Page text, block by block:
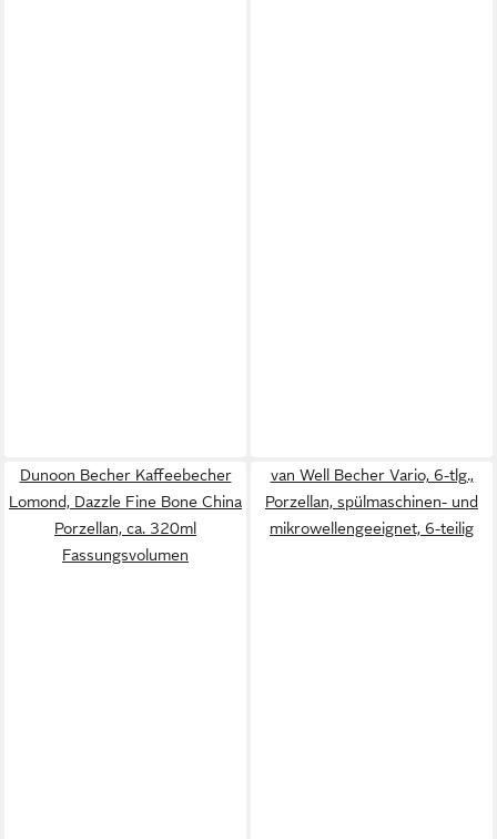
Dunoon Becher Kaffeebecher
Lomond, Dazzle Fine Bone China
Porzellan, ca. 320ml
Fassungsvolumen
van Well Becher Vario, 6-tlg.,
Porzellan, spülmaschinen- und
mikrowellengeeignet, 6-teilig